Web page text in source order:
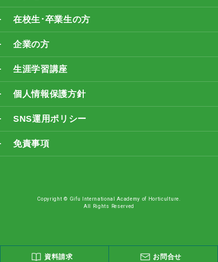
在校生･卒業生の方
企業の方
生涯学習講座
個人情報保護方針
SNS運用ポリシー
免責事項
Copyright © Gifu International Academy of Horticulture.
All Rights Reserved
資料請求 お問合せ